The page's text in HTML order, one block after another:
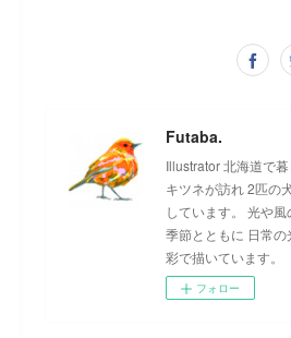
Futaba.
Illustrator 北海道で
キツネが訪れ 2匹の
しています。 光や
季節とともに 日常
彩で描いています。
フォロー